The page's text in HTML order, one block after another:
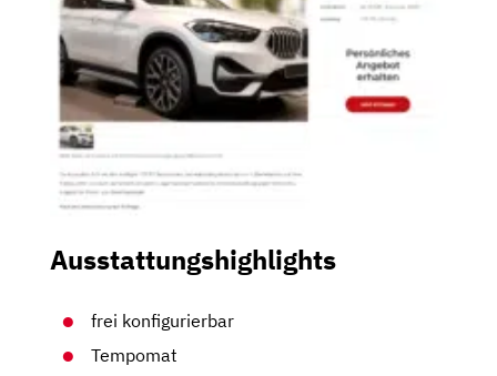
Ausstattungshighlights
frei konfigurierbar
Tempomat